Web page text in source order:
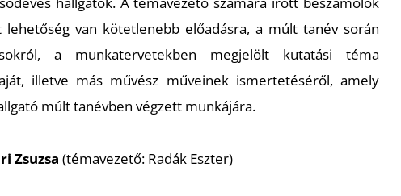
van kötetlenebb előadásra, a múlt tanév során
a munkatervetekben megjelölt kutatási téma
illetve más művész műveinek ismertetéséről, amely
múlt tanévben végzett munkájára.
Zsuzsa (témavezető: Radák Eszter)